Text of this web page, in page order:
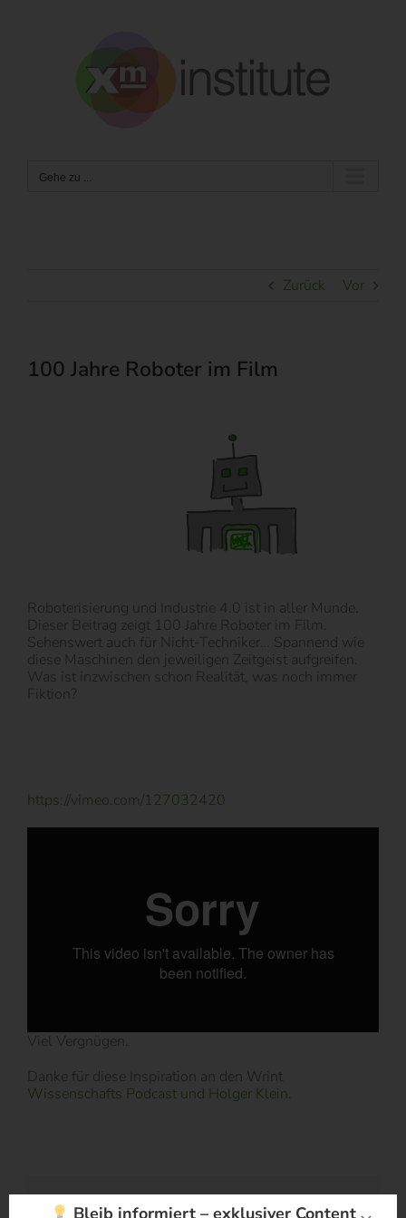
Gehe zu ...
Zurück Vor
100 Jahre Roboter im Film
Roboterisierung und Industrie 4.0 ist in aller Munde.
Dieser Beitrag zeigt 100 Jahre Roboter im Film.
Sehenswert auch für Nicht-Techniker… Spannend wie
diese Maschinen den jeweiligen Zeitgeist aufgreifen.
Was ist inzwischen schon Realität, was noch immer
Fiktion?
https://vimeo.com/127032420
Viel Vergnügen.
Danke für diese Inspiration an den Wrint
Wissenschafts Podcast und Holger Klein.
Bleib informiert – exklusiver Content